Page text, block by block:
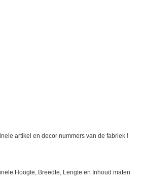
artikel en decor nummers van de fabriek !
Hoogte, Breedte, Lengte en Inhoud maten